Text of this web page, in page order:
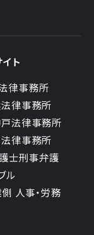
ト
律事務所
律事務所
法律事務所
律事務所
士刑事弁護
ル
人事・労務